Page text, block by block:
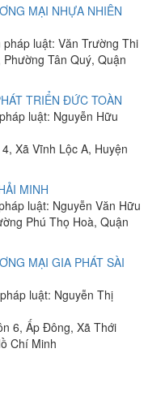
MẠI NHỰA NHIÊN
luật: Văn Trường Thi
Tân Quý, Quận
TRIỂN ĐỨC TOÀN
luật: Nguyễn Hữu
Xã Vĩnh Lộc A, Huyện
MINH
luật: Nguyễn Văn Hữu
Phú Thọ Hoà, Quận
MẠI GIA PHÁT SÀI
luật: Nguyễn Thị
6, Ấp Đông, Xã Thới
Chí Minh